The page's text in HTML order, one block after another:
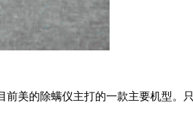
美的除螨仪主打的一款主要机型。只